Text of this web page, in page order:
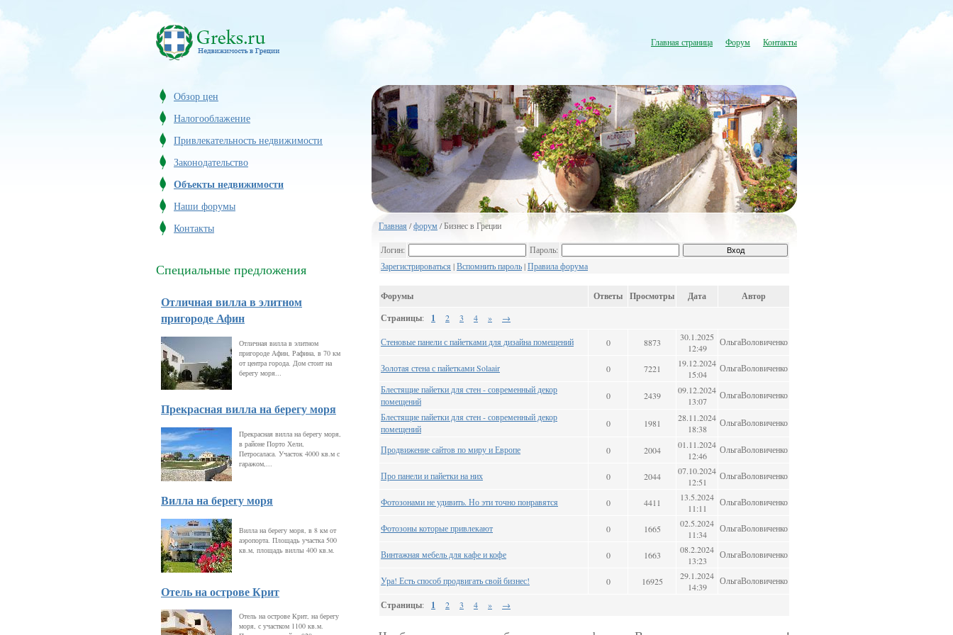
Главная страница Форум Контакты
Обзор цен
Налогооблажение
Привлекательность недвижимости
Законодательство
Объекты недвижимости
Наши форумы
Контакты
Специальные предложения
Отличная вилла в элитном
пригороде Афин
Отличная вилла в элитном
пригороде Афин, Рафина, в 70 км
от центра города. Дом стоит на
берегу моря...
Прекрасная вилла на берегу моря
Прекрасная вилла на берегу моря,
в районе Порто Хели,
Петросаласа. Участок 4000 кв.м с
гаражом,...
Вилла на берегу моря
Вилла на берегу моря, в 8 км от
аэропорта. Площадь участка 500
кв.м, площадь виллы 400 кв.м.
Отель на острове Крит
Отель на острове Крит, на берегу
моря, с участком 1100 кв.м.
Главная /форум / Бизнес в Греции
Логин:
Пароль:
Зарегистрироваться |Вспомнить пароль|Правила форума
Форумы Ответы Просмотры Дата
Автор
Страницы: 1 2 3 4 » →
Стеновые панели с пайетками для дизайна помещений 0 8873
30.1.2025
12:49
ОльгаВоловиченко
Золотая стена с пайетками Solaair 0 7221
19.12.2024
15:04
ОльгаВоловиченко
Блестящие пайетки для стен - современный декор
помещений
0 2439
09.12.2024
13:07
ОльгаВоловиченко
Блестящие пайетки для стен - современный декор
помещений
0 1981
28.11.2024
18:38
ОльгаВоловиченко
Продвижение сайтов по миру и Европе 0 2004
01.11.2024
12:46
ОльгаВоловиченко
Про панели и пайетки на них 0 2044
07.10.2024
12:51
ОльгаВоловиченко
Фотозонами не удивить. Но эти точно понравятся 0 4411
13.5.2024
11:11
ОльгаВоловиченко
Фотозоны которые привлекают 0 1665
02.5.2024
11:34
ОльгаВоловиченко
Винтажная мебель для кафе и кофе 0 1663
08.2.2024
13:23
ОльгаВоловиченко
Ура! Есть способ продвигать свой бизнес! 0 16925
29.1.2024
14:39
ОльгаВоловиченко
Страницы: 1 2 3 4 » →